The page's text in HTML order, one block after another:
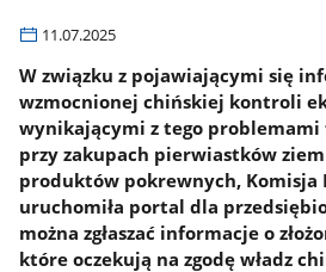
11.07.2025
W związku z pojawiającymi się
wzmocnionej chińskiej kontroli
wynikającymi z tego
przy zakupach pierwiastków
produktów pokrewnych, Komisja
uruchomiła portal dla
można zgłaszać informacje o
które oczekują na zgodę władz